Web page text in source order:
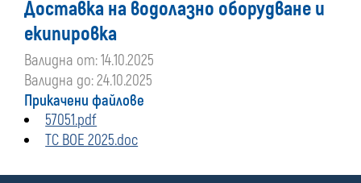
Доставка на водолазно оборудване и
екипировка
Валидна от: 14.10.2025
Валидна до: 24.10.2025
Прикачени файлове
57051.pdf
ТС ВОЕ 2025.doc